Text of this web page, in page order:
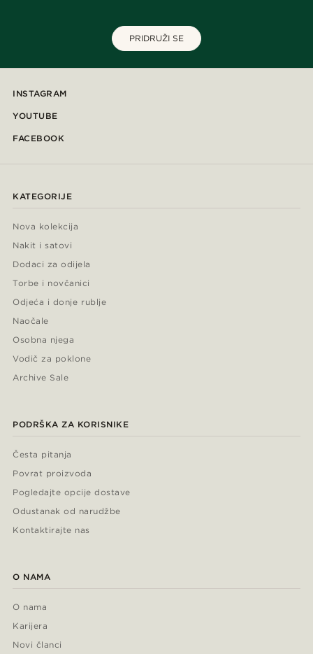
PRIDRUŽI SE
INSTAGRAM
YOUTUBE
FACEBOOK
KATEGORIJE
Nova kolekcija
Nakit i satovi
Dodaci za odijela
Torbe i novčanici
Odjeća i donje rublje
Naočale
Osobna njega
Vodič za poklone
Archive Sale
PODRŠKA ZA KORISNIKE
Česta pitanja
Povrat proizvoda
Pogledajte opcije dostave
Odustanak od narudžbe
Kontaktirajte nas
O NAMA
O nama
Karijera
Novi članci